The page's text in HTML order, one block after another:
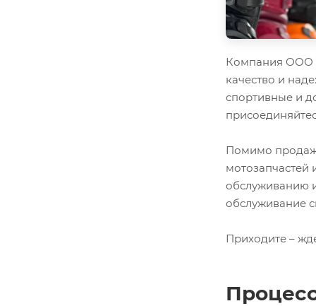
Компания ООО
качество и
спортивные и
Помимо
мотозапчастей
обслуживанию
обслуживание
Приходите –